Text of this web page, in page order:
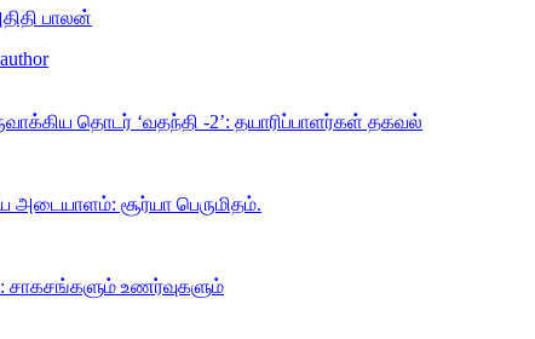
பாலன்
தொடர் ‘வதந்தி -2’: தயாரிப்பாளர்கள் தகவல்
அடையாளம்: சூர்யா பெருமிதம்.
சாகசங்களும் உணர்வுகளும்